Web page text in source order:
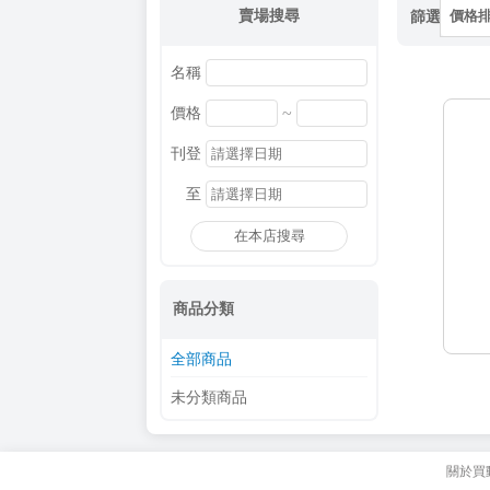
賣場搜尋
名稱
價格 ~
刊登
至
在本店搜尋
商品分類
全部商品
未分類商品
篩選 價格
關於買